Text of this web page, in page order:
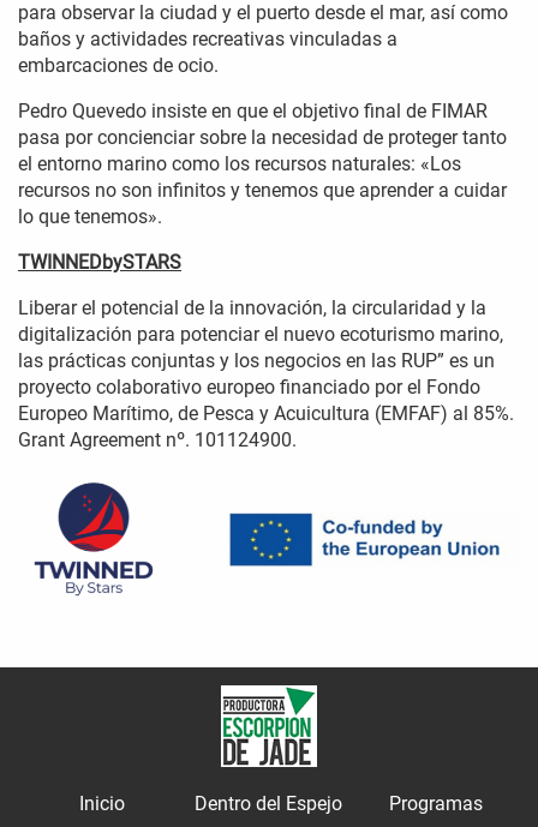
para observar la ciudad y el puerto desde el mar, así como
baños y actividades recreativas vinculadas a
embarcaciones de ocio.
Pedro Quevedo insiste en que el objetivo final de FIMAR
pasa por concienciar sobre la necesidad de proteger tanto
el entorno marino como los recursos naturales: «Los
recursos no son infinitos y tenemos que aprender a cuidar
lo que tenemos».
TWINNEDbySTARS
Liberar el potencial de la innovación, la circularidad y la
digitalización para potenciar el nuevo ecoturismo marino,
las prácticas conjuntas y los negocios en las RUP” es un
proyecto colaborativo europeo financiado por el Fondo
Europeo Marítimo, de Pesca y Acuicultura (EMFAF) al 85%.
Grant Agreement nº. 101124900.
Inicio Dentro del Espejo Programas